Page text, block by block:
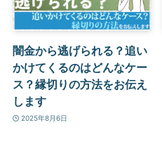
闇金から逃げられる？追い
かけてくるのはどんなケー
ス？縁切りの方法をお伝え
します
2025年8月6日